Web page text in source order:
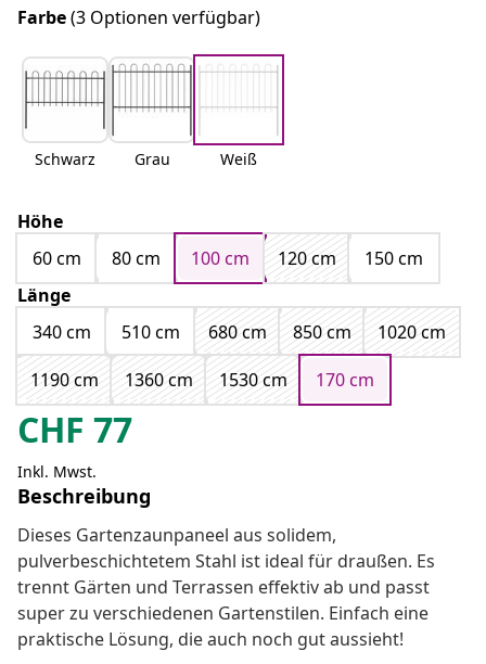
Farbe(3 Optionen verfügbar)
Schwarz Grau Weiß
Höhe
60 cm
80 cm 100 cm 120 cm
150 cm
Länge
340 cm
510 cm 680 cm 850 cm
1020 cm
1190 cm
1360 cm 1530 cm 170 cm
CHF 77
Inkl. Mwst.
Beschreibung
Dieses Gartenzaunpaneel aus solidem,
pulverbeschichtetem Stahl ist ideal für draußen. Es
trennt Gärten und Terrassen effektiv ab und passt
super zu verschiedenen Gartenstilen. Einfach eine
praktische Lösung, die auch noch gut aussieht!